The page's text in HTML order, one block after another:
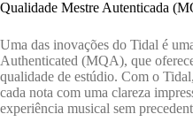
Qualidade Mestre Autenticada
Uma das inovações do Tidal é
Authenticated (MQA), que
qualidade de estúdio. Com o
cada nota com uma clareza
experiência musical sem